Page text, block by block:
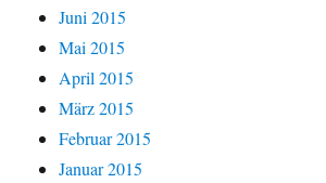
Juni 2015
Mai 2015
April 2015
März 2015
Februar 2015
Januar 2015